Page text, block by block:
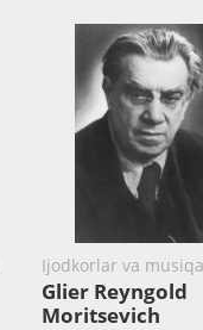
Ijodkorlar va
Glier Reyngold
Moritsevich